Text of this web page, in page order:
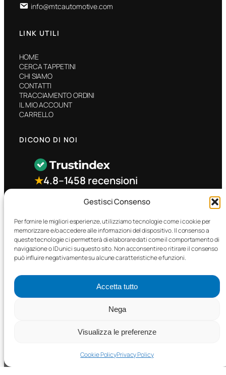
Gestisci Consenso
Per fornire le migliori esperienze, utilizziamo tecnologie come i cookie per
memorizzare e/o accedere alle informazioni del dispositivo. Il consenso a
queste tecnologie ci permetterà di elaborare dati come il comportamento di
navigazione o ID unici su questo sito. Non acconsentire o ritirare il consenso
può influire negativamente su alcune caratteristiche e funzioni.
Accetta tutto
Nega
Visualizza le preferenze
Cookie PolicyPrivacy Policy
info@mtcautomotive.com
LINK UTILI
HOME
CERCA TAPPETINI
CHI SIAMO
CONTATTI
TRACCIAMENTO ORDINI
IL MIO ACCOUNT
CARRELLO
DICONO DI NOI
★4.8–1458 recensioni
CONTATTO RAPIDO
Facebook
©2025 MTC Automotive s.r.l. . Tutti i diritti riservati. – P.I.